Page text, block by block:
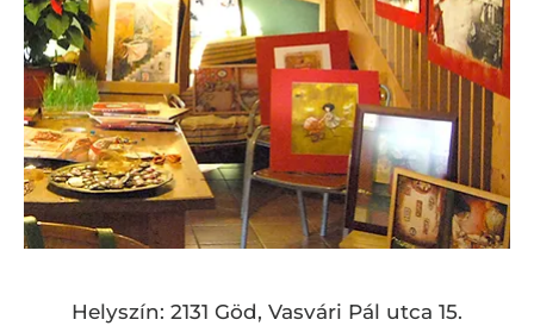
Helyszín: 2131 Göd, Vasvári Pál utca 15.